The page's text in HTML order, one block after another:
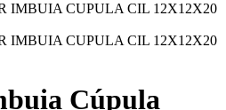
Cúpula